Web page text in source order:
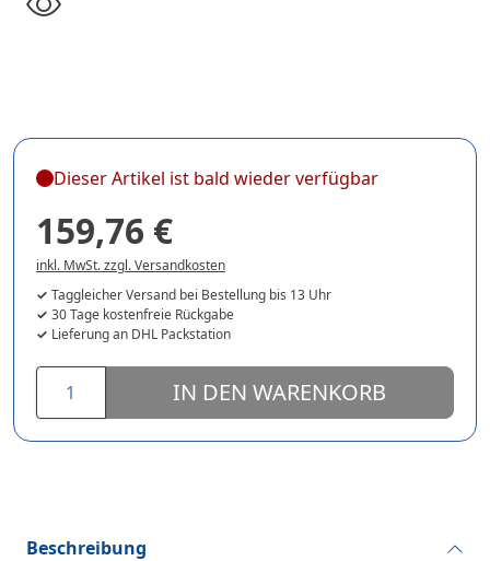
Dieser Artikel ist bald wieder verfügbar
159,76 €
inkl. MwSt. zzgl. Versandkosten
Taggleicher Versand bei Bestellung bis 13 Uhr
30 Tage kostenfreie Rückgabe
Lieferung an DHL Packstation
IN DEN WARENKORB
Beschreibung